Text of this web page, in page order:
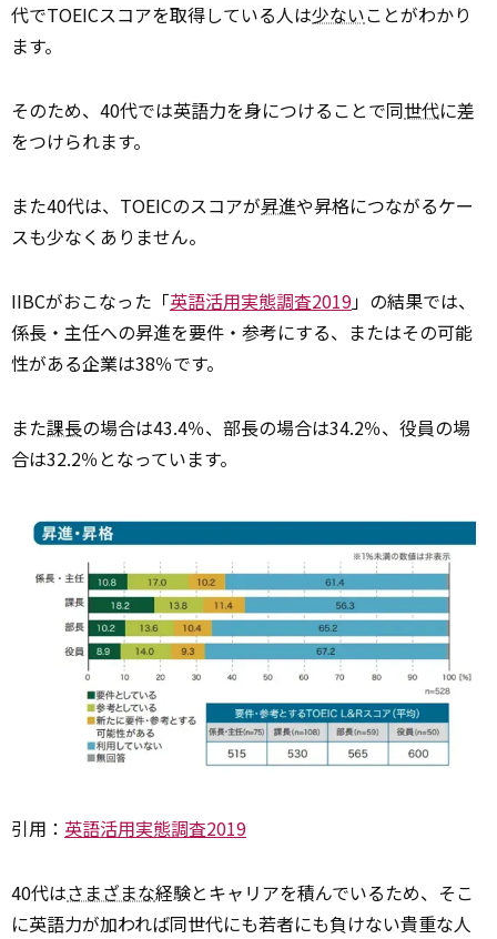
代でTOEICスコアを取得している人は少ないことがわかり
ます。
そのため、40代では英語力を身につけることで同世代に差
をつけられます。
また40代は、TOEICのスコアが昇進や昇格につながるケー
スも少なくありません。
IIBCがおこなった「英語活用実態調査2019」の結果では、
係長・主任への昇進を要件・参考にする、またはその可能
性がある企業は38％です。
また課長の場合は43.4％、部長の場合は34.2％、役員の場
合は32.2％となっています。
引用： 英語活用実態調査2019
40代はさまざまな経験とキャリアを積んでいるため、そこ
に英語力が加われば同世代にも若者にも負けない貴重な人